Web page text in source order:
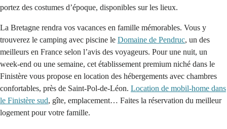
portez des costumes d’époque, disponibles sur les lieux.
La Bretagne rendra vos vacances en famille mémorables. Vous y
trouverez le camping avec piscine le Domaine de Pendruc, un des
meilleurs en France selon l’avis des voyageurs. Pour une nuit, un
week-end ou une semaine, cet établissement premium niché dans le
Finistère vous propose en location des hébergements avec chambres
confortables, près de Saint-Pol-de-Léon. Location de mobil-home dans
le Finistère sud, gîte, emplacement… Faites la réservation du meilleur
logement pour votre famille.